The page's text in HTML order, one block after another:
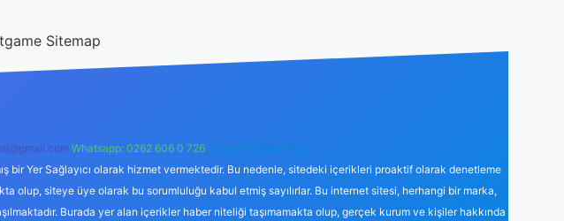
Sitemap
Whatsapp: 0262 606 0 726 Telegram: @karabul
bir Yer Sağlayıcı olarak hizmet vermektedir. Bu nedenle, sitedeki içerikleri proaktif olarak denetleme
olup, siteye üye olarak bu sorumluluğu kabul etmiş sayılırlar. Bu internet sitesi, herhangi bir marka,
Burada yer alan içerikler haber niteliği taşımamakta olup, gerçek kurum ve kişiler hakkında